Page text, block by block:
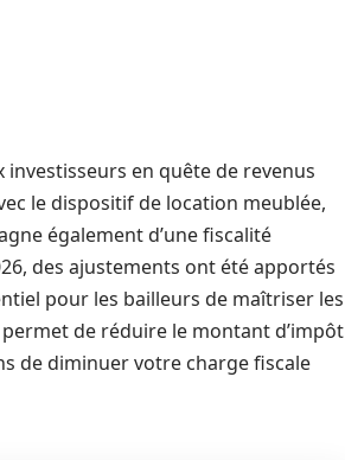
en quête de revenus
le dispositif de location meublée,
également d’une fiscalité
des ajustements ont été apportés
pour les bailleurs de maîtriser les
de réduire le montant d’impôt
de diminuer votre charge fiscale